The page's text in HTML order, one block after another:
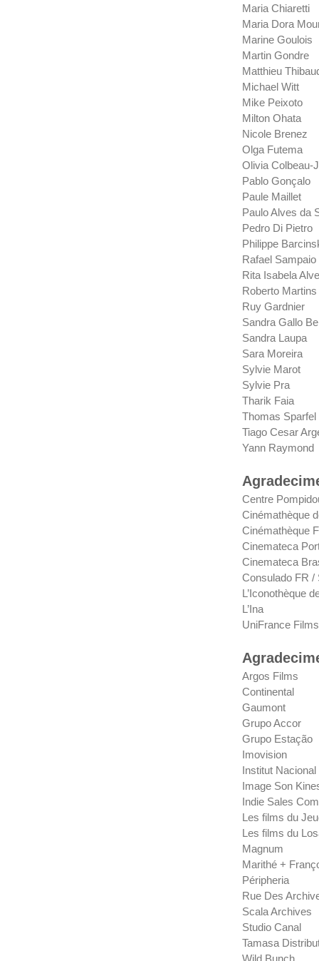
Maria Chiaretti
Maria Dora
Marine Goulois
Martin Gondre
Matthieu
Michael Witt
Mike Peixoto
Milton Ohata
Nicole Brenez
Olga Futema
Olivia Colbeau-
Pablo Gonçalo
Paule Maillet
Paulo Alves da
Pedro Di Pietro
Philippe
Rafael Sampaio
Rita Isabela
Roberto Martins
Ruy Gardnier
Sandra Gallo
Sandra Laupa
Sara Moreira
Sylvie Marot
Sylvie Pra
Tharik Faia
Thomas Sparfel
Tiago Cesar
Yann Raymond
Centre
Cinémathèque
Cinémathèque
Cinemateca
Cinemateca
Consulado FR /
L’Iconothèque
L’Ina
UniFrance Films
Argos Films
Continental
Gaumont
Grupo Accor
Grupo Estação
Imovision
Institut Nacional
Image Son
Indie Sales
Les films du
Les films du
Magnum
Marithé +
Péripheria
Rue Des
Scala Archives
Studio Canal
Tamasa
Wild Bunch